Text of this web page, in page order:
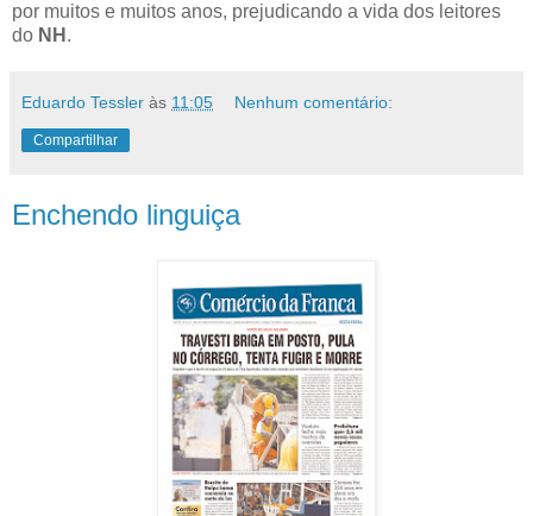
por muitos e muitos anos, prejudicando a vida dos leitores
do NH .
Eduardo Tessler às 11:05 Nenhum comentário:
Compartilhar
Enchendo linguiça